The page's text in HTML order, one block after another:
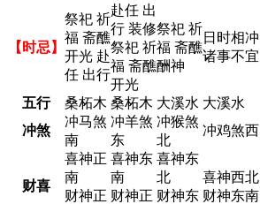
【时忌】
祭祀 祈
福 斋醮
开光 赴
任 出行
赴任 出
行 装修
祭祀 祈
福 斋醮
开光
祭祀 祈
福 斋醮
酬神
日时相冲
诸事不宜
五行 桑柘木 桑柘木 大溪水 大溪水
冲煞
冲马煞
南
冲羊煞
东
冲猴煞
北
冲鸡煞西
财喜
喜神正
南
财神正
喜神东
南
财神正
喜神东
北
财神东
喜神西北
财神东南